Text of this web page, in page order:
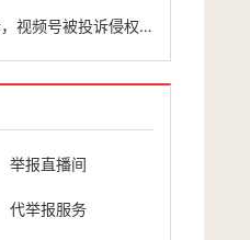
权，一定要先确认是否真的侵权吗？
举报直播间
代举报服务